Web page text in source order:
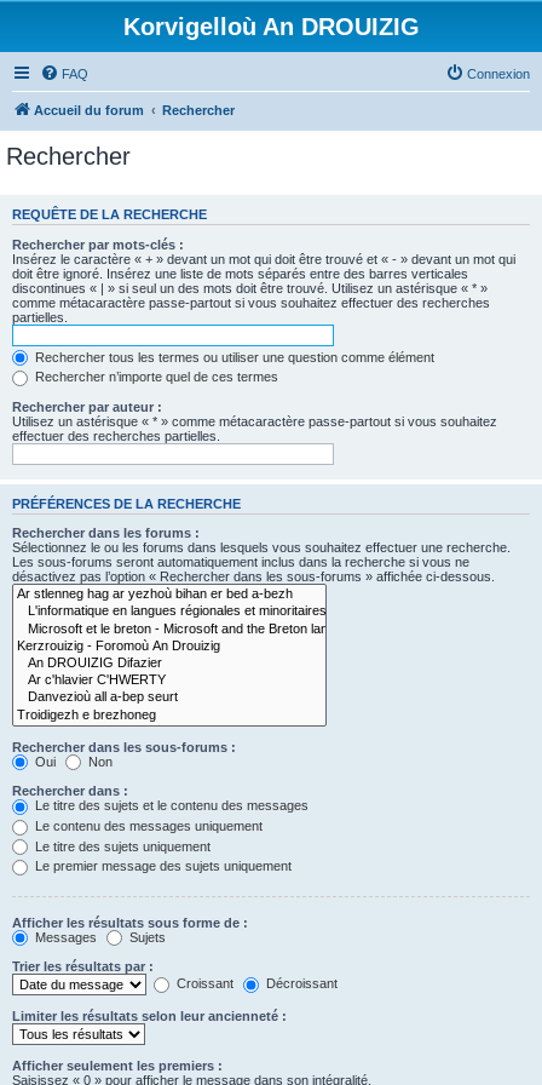
Korvigelloù An DROUIZIG
FAQ Connexion
Accueil du forum Rechercher
Rechercher
REQUÊTE DE LA RECHERCHE
Rechercher par mots-clés :
Insérez le caractère « + » devant un mot qui doit être trouvé et « - » devant un mot qui
doit être ignoré. Insérez une liste de mots séparés entre des barres verticales
discontinues « | » si seul un des mots doit être trouvé. Utilisez un astérisque « * »
comme métacaractère passe-partout si vous souhaitez effectuer des recherches
partielles.
Rechercher tous les termes ou utiliser une question comme élément
Rechercher n’importe quel de ces termes
Rechercher par auteur :
Utilisez un astérisque « * » comme métacaractère passe-partout si vous souhaitez
effectuer des recherches partielles.
PRÉFÉRENCES DE LA RECHERCHE
Rechercher dans les forums :
Sélectionnez le ou les forums dans lesquels vous souhaitez effectuer une recherche.
Les sous-forums seront automatiquement inclus dans la recherche si vous ne
désactivez pas l’option « Rechercher dans les sous-forums » affichée ci-dessous.
Rechercher dans les sous-forums :
Oui
Non
Rechercher dans :
Le titre des sujets et le contenu des messages
Le contenu des messages uniquement
Le titre des sujets uniquement
Le premier message des sujets uniquement
Afficher les résultats sous forme de :
Messages
Sujets
Trier les résultats par :
Croissant
Décroissant
Limiter les résultats selon leur ancienneté :
Afficher seulement les premiers :
Saisissez « 0 » pour afficher le message dans son intégralité.